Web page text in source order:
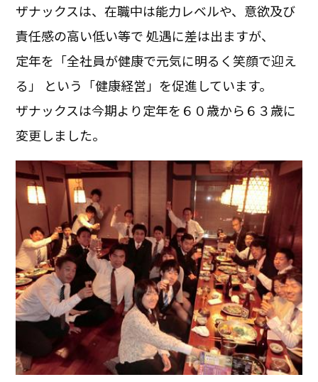
ザナックスは、在職中は能力レベルや、意欲及び
責任感の高い低い等で 処遇に差は出ますが、
定年を「全社員が健康で元気に明るく笑顔で迎え
る」 という「健康経営」を促進しています。
ザナックスは今期より定年を６０歳から６３歳に
変更しました。